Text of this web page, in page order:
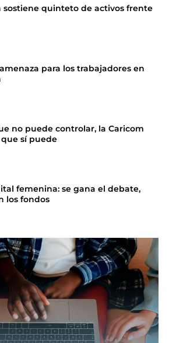
sostiene quinteto de activos frente
para los trabajadores en
no puede controlar, la Caricom
sí puede
femenina: se gana el debate,
los fondos